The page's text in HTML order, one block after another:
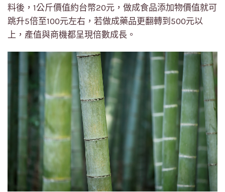
料後，1公斤價值約台幣20元，做成食品添加物價值就可
跳升5倍至100元左右，若做成藥品更翻轉到500元以
上，產值與商機都呈現倍數成長。